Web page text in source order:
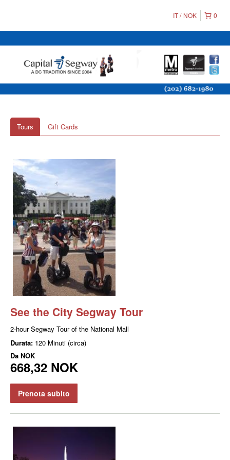
0
IT NOK
Tours Gift Cards
See the City Segway Tour
2-hour Segway Tour of the National Mall
Durata: 120 Minuti (circa)
Da NOK
668,32 NOK
Prenota subito